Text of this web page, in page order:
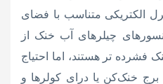
الکتریکی متناسب با فضای
چیلرهای آب خنک از
فشرده تر هستند، اما احتیاج
خنک‌کن یا درای کولرها و